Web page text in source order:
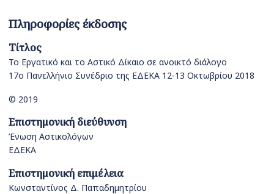
Πληροφορίες έκδοσης
Τίτλος
Το Εργατικό και το Αστικό Δίκαιο σε ανοικτό διάλογο
17o Πανελλήνιο Συνέδριο της ΕΔΕΚΑ 12-13 Οκτωβρίου 2018
© 2019
Επιστημονική διεύθυνση
Ένωση Αστικολόγων
ΕΔΕΚΑ
Επιστημονική επιμέλεια
Κωνσταντίνος Δ. Παπαδημητρίου